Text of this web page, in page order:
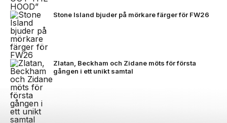
Stone Island bjuder på mörkare färger för FW26
Zlatan, Beckham och Zidane möts för första
gången i ett unikt samtal